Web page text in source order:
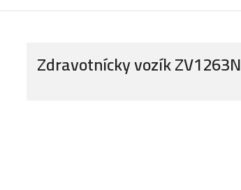
Zdravotnícky vozík ZV1263N